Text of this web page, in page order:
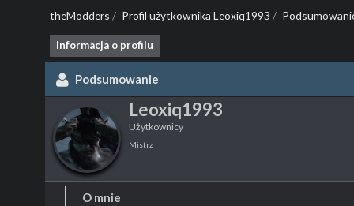
theModders / Profil użytkownika Leoxiq1993 /
Informacja o profilu
Podsumowanie
Leoxiq1993
Użytkownicy
Mistrz
O mnie